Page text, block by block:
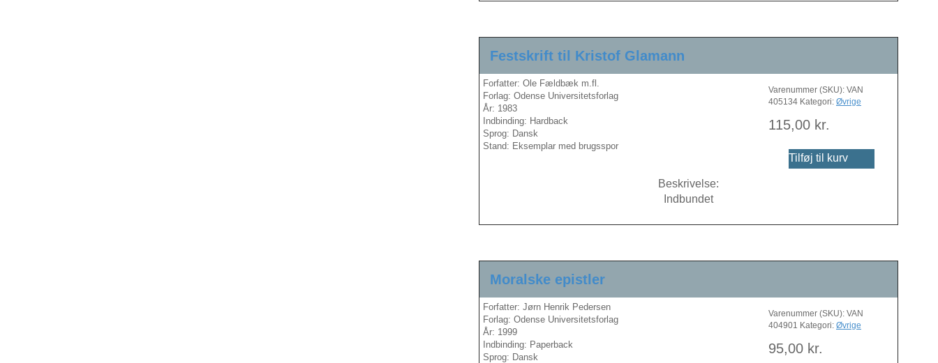
Festskrift til Kristof Glamann
Forfatter: Ole Fældbæk m.fl.
Forlag: Odense Universitetsforlag
År: 1983
Indbinding: Hardback
Sprog: Dansk
Stand: Eksemplar med brugsspor
Varenummer (SKU): VAN
405134 Kategori: Øvrige
115,00 kr.
Tilføj til kurv
Beskrivelse:
Indbundet
Moralske epistler
Forfatter: Jørn Henrik Pedersen
Forlag: Odense Universitetsforlag
År: 1999
Indbinding: Paperback
Sprog: Dansk
Varenummer (SKU): VAN
404901 Kategori: Øvrige
95,00 kr.